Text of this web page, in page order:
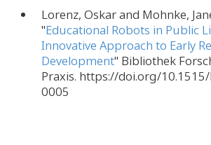
Lorenz, Oskar and Mohnke,
"Educational Robots in Public
Innovative Approach to Early
Development" Bibliothek
Praxis. https://doi.org/
0005